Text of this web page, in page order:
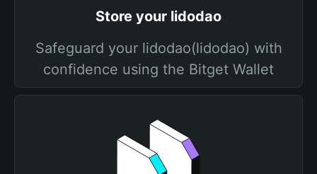
Store your lidodao
Safeguard your lidodao(lidodao) with
confidence using the Bitget Wallet